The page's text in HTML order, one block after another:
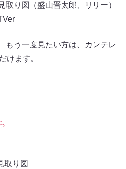
取り図（盛山晋太郎、リリー）
もう一度見たい方は、カンテレ
けます。
取り図